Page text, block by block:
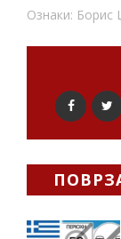
Ознаки: Борис